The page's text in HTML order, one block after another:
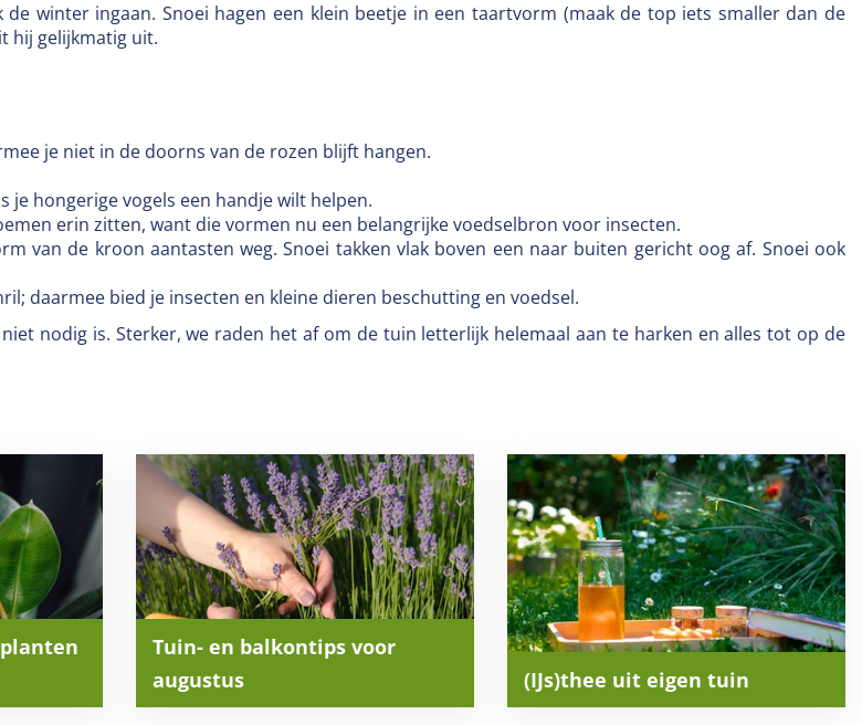
winter ingaan. Snoei hagen een klein beetje in een taartvorm (maak de top iets smaller dan de
hij gelijkmatig uit.
je niet in de doorns van de rozen blijft hangen.
hongerige vogels een handje wilt helpen.
erin zitten, want die vormen nu een belangrijke voedselbron voor insecten.
van de kroon aantasten weg. Snoei takken vlak boven een naar buiten gericht oog af. Snoei ook
daarmee bied je insecten en kleine dieren beschutting en voedsel.
nodig is. Sterker, we raden het af om de tuin letterlijk helemaal aan te harken en alles tot op de
Tuin- en balkontips voor
augustus
(IJs)thee uit eigen tuin